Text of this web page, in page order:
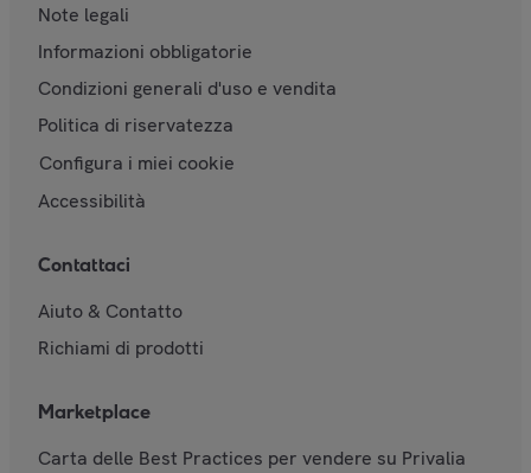
Note legali
Informazioni obbligatorie
Condizioni generali d'uso e vendita
Politica di riservatezza
Configura i miei cookie
Accessibilità
Contattaci
Aiuto & Contatto
Richiami di prodotti
Marketplace
Carta delle Best Practices per vendere su Privalia